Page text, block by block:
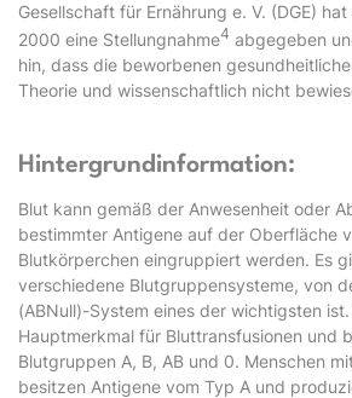
Gesellschaft für Ernährung e. V. (DGE)
2000 eine Stellungnahme4 abgegeben
hin, dass die beworbenen
Theorie und wissenschaftlich nicht
Hintergrundinformation:
Blut kann gemäß der Anwesenheit oder
bestimmter Antigene auf der Oberfläche
Blutkörperchen eingruppiert werden. Es
verschiedene Blutgruppensysteme, von
(ABNull)-System eines der wichtigsten
Hauptmerkmal für Bluttransfusionen und
Blutgruppen A, B, AB und 0. Menschen
besitzen Antigene vom Typ A und